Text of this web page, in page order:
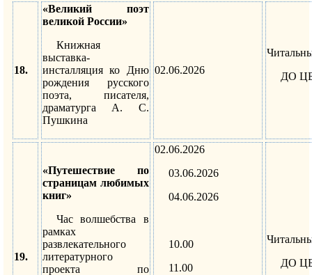
18.
«Великий поэт
великой России»
Книжная
выставка-
инсталляция ко Дню
рождения русского
поэта, писателя,
драматурга А. С.
Пушкина
02.06.2026
ДО
19.
«Путешествие по
страницам любимых
книг»
Час волшебства в
рамках
развлекательного
литературного
проекта по
02.06.2026
03.06.2026
04.06.2026
10.00
11.00
ДО